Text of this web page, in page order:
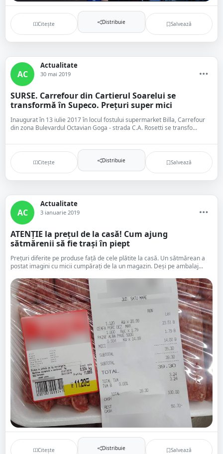
Citește Distribuie Salvează
AC
Actualitate
30 mai 2019
SURSE. Carrefour din Cartierul Soarelui se
transformă în Supeco. Prețuri super mici
Inaugurat în 13 iulie 2017 în locul fostului supermarket Billa, Carrefour
din zona Bulevardul Octavian Goga - strada C.A. Rosetti se transfo...
Citește Distribuie Salvează
AC
Actualitate
3 ianuarie 2019
ATENȚIE la prețul de la casă! Cum ajung
sătmărenii să fie trași în piept
Prețuri diferite pe produse față de cele plătite la casă. Un sătmărean a
postat imagini cu micii cumpărați de la un magazin. Deși pe ambalaj...
Citește Distribuie Salvează